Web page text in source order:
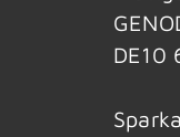
DE10